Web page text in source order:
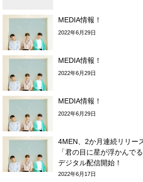
MEDIA情報！
2022年6月29日
MEDIA情報！
2022年6月29日
MEDIA情報！
2022年6月29日
4MEN、2か月連続リリー
「君の目に星が浮かんで
デジタル配信開始！
2022年6月17日